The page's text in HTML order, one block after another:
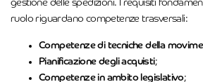
gestione delle spedizioni. I requisiti
ruolo riguardano competenze trasversali:
Competenze di tecniche della
Pianificazione degli acquisti;
Competenze in ambito legislativo;